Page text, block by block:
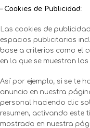
– Cookies de Publicidad:
Las cookies de
espacios publicitarios
base a criterios como el
en la que se muestran
Así por ejemplo, si se te
anuncio en nuestra
personal haciendo clic
resumen, activando este
mostrada en nuestra